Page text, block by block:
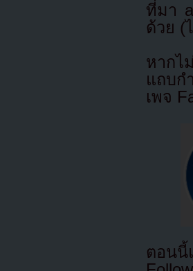
ที่มา
ด้วย (
หากไ
แถบก
เพจ
ตอนนี้